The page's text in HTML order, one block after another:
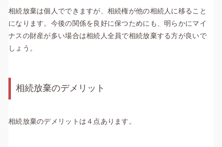
相続放棄は個人でできますが、相続権が他の相続人に移ること
になります。今後の関係を良好に保つためにも、明らかにマイ
ナスの財産が多い場合は相続人全員で相続放棄する方が良いで
しょう。
相続放棄のデメリット
相続放棄のデメリットは４点あります。